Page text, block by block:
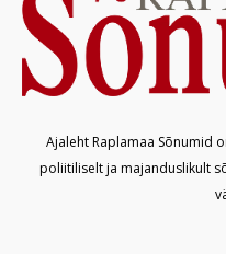
Ajaleht Raplamaa Sõnumid
poliitiliselt ja majanduslikult